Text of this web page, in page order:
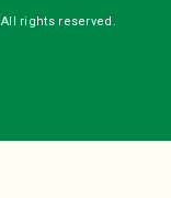
rights reserved.